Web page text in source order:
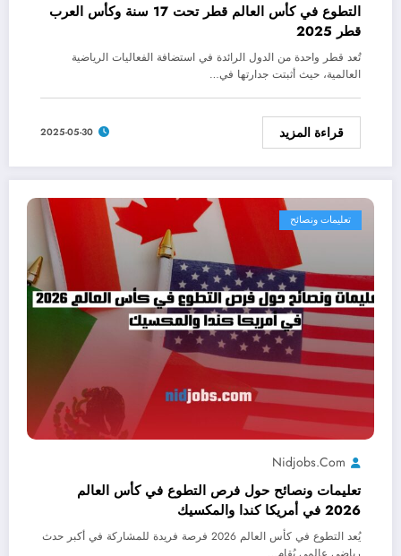
التطوع في كأس العالم قطر تحت 17 سنة وكأس العرب
قطر 2025
تُعد قطر واحدة من الدول الرائدة في استضافة الفعاليات الرياضية
العالمية، حيث أثبتت جدارتها في…
قراءة المزيد 2025-05-30
تعليمات ونصائح
Nidjobs.com
تعليمات ونصائح حول فرص التطوع في كأس العالم
2026 في أمريكا كندا والمكسيك
يُعد التطوع في كأس العالم 2026 فرصة فريدة للمشاركة في أكبر حدث